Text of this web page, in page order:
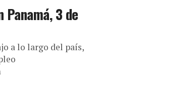
Panamá, 3 de
a lo largo del país,